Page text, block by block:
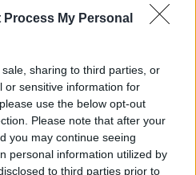
Process My Personal
sharing to third parties, or
or sensitive information for
use the below opt-out
Please note that after your
you may continue seeing
personal information utilized by
to third parties prior to
és
foci vb -